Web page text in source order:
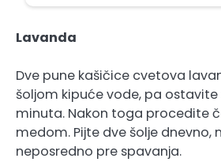
Lavanda
Dve pune kašičice cvetova
šoljom kipuće vode, pa
minuta. Nakon toga procedite
medom. Pijte dve šolje dnevno,
neposredno pre spavanja.